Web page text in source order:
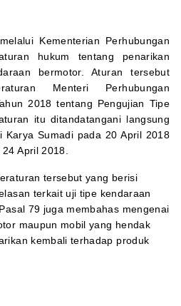
Kementerian Perhubungan
hukum tentang penarikan
bermotor. Aturan tersebut
Menteri Perhubungan
2018 tentang Pengujian Tipe
itu ditandatangani langsung
Karya Sumadi pada 20 April 2018
April 2018.
tersebut yang berisi
terkait uji tipe kendaraan
79 juga membahas mengenai
maupun mobil yang hendak
kembali terhadap produk